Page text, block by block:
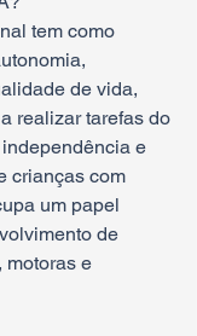
tem como
de vida,
realizar tarefas do
e
crianças com
um papel
de
motoras e